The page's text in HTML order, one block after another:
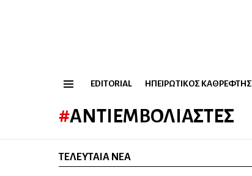
EDITORIAL ΗΠΕΙΡΏΤΙΚΟΣ ΚΑΘΡΈΦΤΗΣ
ΑΝΤΙΕΜΒΟΛΙΑΣΤΈΣ
ΤΕΛΕΥΤΑΊΑ ΝΈΑ